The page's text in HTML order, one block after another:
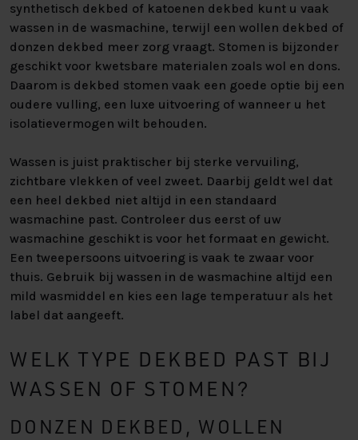
synthetisch dekbed of katoenen dekbed kunt u vaak
wassen in de wasmachine, terwijl een wollen dekbed of
donzen dekbed meer zorg vraagt. Stomen is bijzonder
geschikt voor kwetsbare materialen zoals wol en dons.
Daarom is dekbed stomen vaak een goede optie bij een
oudere vulling, een luxe uitvoering of wanneer u het
isolatievermogen wilt behouden.
Wassen is juist praktischer bij sterke vervuiling,
zichtbare vlekken of veel zweet. Daarbij geldt wel dat
een heel dekbed niet altijd in een standaard
wasmachine past. Controleer dus eerst of uw
wasmachine geschikt is voor het formaat en gewicht.
Een tweepersoons uitvoering is vaak te zwaar voor
thuis. Gebruik bij wassen in de wasmachine altijd een
mild wasmiddel en kies een lage temperatuur als het
label dat aangeeft.
WELK TYPE DEKBED PAST BIJ
WASSEN OF STOMEN?
DONZEN DEKBED, WOLLEN